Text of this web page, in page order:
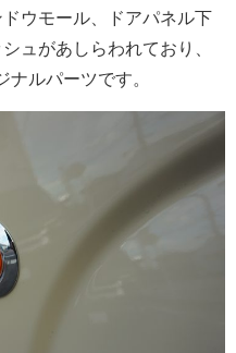
ウモール、ドアパネル下
ュがあしらわれており、
ルパーツです。